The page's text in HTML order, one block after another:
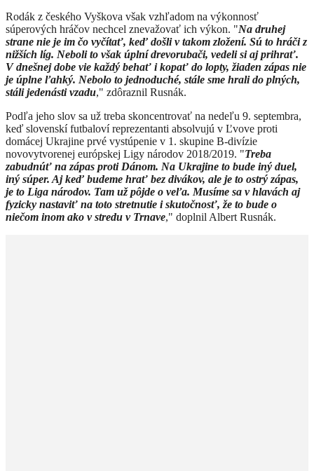
Rodák z českého Vyškova však vzhľadom na výkonnosť
súperových hráčov nechcel znevažovať ich výkon. "Na druhej
strane nie je im čo vyčítať, keď došli v takom zložení. Sú to hráči z
nižších líg. Neboli to však úplní drevorubači, vedeli si aj prihrať.
V dnešnej dobe vie každý behať i kopať do lopty, žiaden zápas nie
je úplne ľahký. Nebolo to jednoduché, stále sme hrali do plných,
stáli jedenásti vzadu," zdôraznil Rusnák.
Podľa jeho slov sa už treba skoncentrovať na nedeľu 9. septembra,
keď slovenskí futbaloví reprezentanti absolvujú v Ľvove proti
domácej Ukrajine prvé vystúpenie v 1. skupine B-divízie
novovytvorenej európskej Ligy národov 2018/2019. "Treba
zabudnúť na zápas proti Dánom. Na Ukrajine to bude iný duel,
iný súper. Aj keď budeme hrať bez divákov, ale je to ostrý zápas,
je to Liga národov. Tam už pôjde o veľa. Musíme sa v hlavách aj
fyzicky nastaviť na toto stretnutie i skutočnosť, že to bude o
niečom inom ako v stredu v Trnave," doplnil Albert Rusnák.